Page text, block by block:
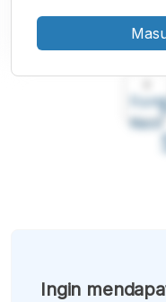
Font
Kecil
Ingin